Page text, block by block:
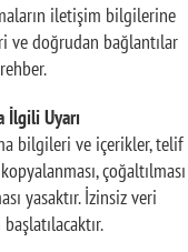
iletişim bilgilerine
ve doğrudan bağlantılar
İlgili Uyarı
bilgileri ve içerikler, telif
çoğaltılması
yasaktır. İzinsiz veri